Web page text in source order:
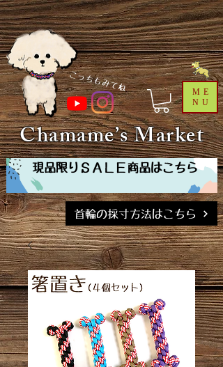
ME
NU
Chamame’s Market
現品限りＳＡＬＥ商品はこちら
首輪の採寸方法はこちら
​こっちもみてね